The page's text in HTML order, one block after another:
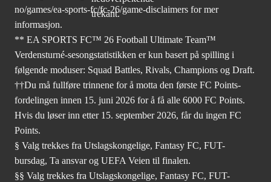
no/games/ea-sports-fc/fc-26/game-disclaimers for mer
informasjon.
** EA SPORTS FC™ 26 Football Ultimate Team™
Verdensturné-sesongstatistikken er kun basert på spilling i
følgende moduser: Squad Battles, Rivals, Champions og Draft.
††Du må fullføre trinnene for å motta den første FC Points-
fordelingen innen 15. juni 2026 for å få alle 6000 FC Points.
Hvis du løser inn etter 15. september 2026, får du ingen FC
Points.
§ Valg trekkes fra Utslagskongelige, Fantasy FC, FUT-
bursdag, Ta ansvar og UEFA Veien til finalen.
§§ Valg trekkes fra Utslagskongelige, Fantasy FC, FUT-